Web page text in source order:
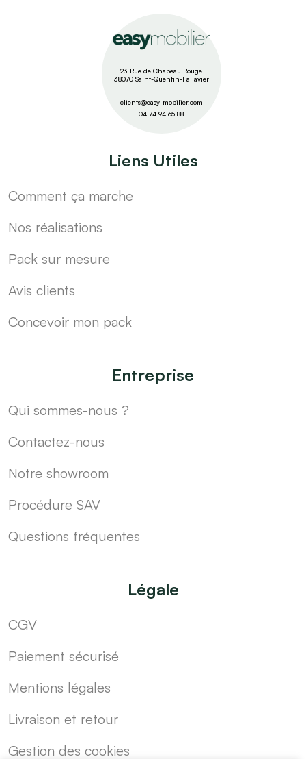
23 Rue de Chapeau Rouge
38070 Saint-Quentin-Fallavier
clients@easy-mobilier.com
04 74 94 65 88
Liens Utiles
Comment ça marche
Nos réalisations
Pack sur mesure
Avis clients
Concevoir mon pack
Entreprise
Qui sommes-nous ?
Contactez-nous
Notre showroom
Procédure SAV
Questions fréquentes
Légale
CGV
Paiement sécurisé
Mentions légales
Livraison et retour
Gestion des cookies